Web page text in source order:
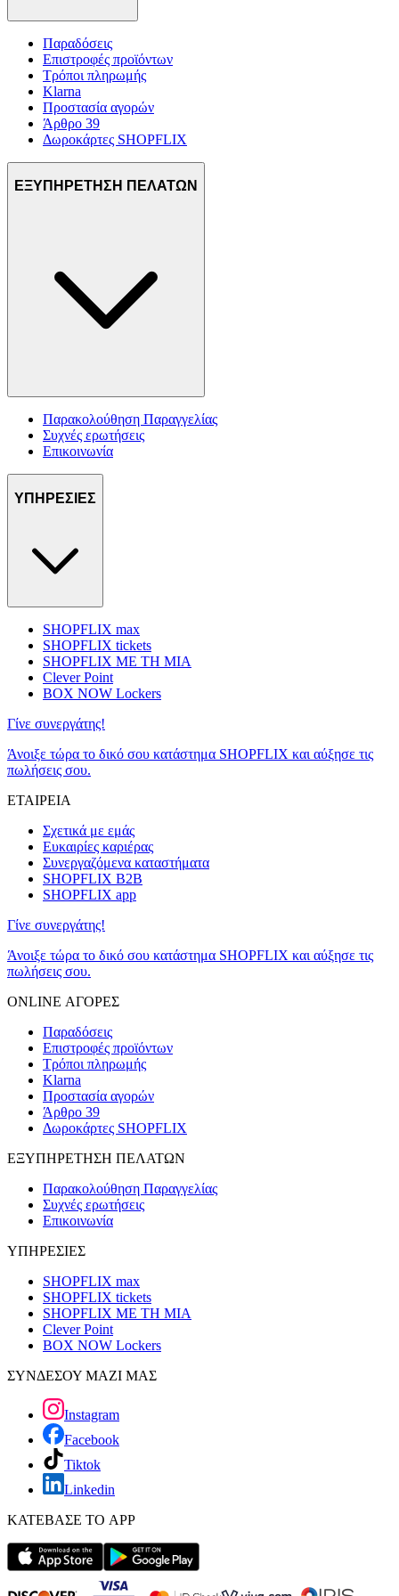
Παραδόσεις
Επιστροφές προϊόντων
Τρόποι πληρωμής
Klarna
Προστασία αγορών
Άρθρο 39
Δωροκάρτες SHOPFLIX
ΕΞΥΠΗΡΕΤΗΣΗ ΠΕΛΑΤΩΝ
Παρακολούθηση Παραγγελίας
Συχνές ερωτήσεις
Επικοινωνία
ΥΠΗΡΕΣΙΕΣ
SHOPFLIX max
SHOPFLIX tickets
SHOPFLIX ΜΕ ΤΗ ΜΙΑ
Clever Point
BOX NOW Lockers
Γίνε συνεργάτης!
Άνοιξε τώρα το δικό σου κατάστημα SHOPFLIX και αύξησε τις
πωλήσεις σου.
ΕΤΑΙΡΕΙΑ
Σχετικά με εμάς
Ευκαιρίες καριέρας
Συνεργαζόμενα καταστήματα
SHOPFLIX B2B
SHOPFLIX app
Γίνε συνεργάτης!
Άνοιξε τώρα το δικό σου κατάστημα SHOPFLIX και αύξησε τις
πωλήσεις σου.
ONLINE ΑΓΟΡΕΣ
Παραδόσεις
Επιστροφές προϊόντων
Τρόποι πληρωμής
Klarna
Προστασία αγορών
Άρθρο 39
Δωροκάρτες SHOPFLIX
ΕΞΥΠΗΡΕΤΗΣΗ ΠΕΛΑΤΩΝ
Παρακολούθηση Παραγγελίας
Συχνές ερωτήσεις
Επικοινωνία
ΥΠΗΡΕΣΙΕΣ
SHOPFLIX max
SHOPFLIX tickets
SHOPFLIX ΜΕ ΤΗ ΜΙΑ
Clever Point
BOX NOW Lockers
ΣΥΝΔΕΣΟΥ ΜΑΖΙ ΜΑΣ
Instagram
Facebook
Tiktok
Linkedin
ΚΑΤΕΒΑΣΕ ΤΟ APP